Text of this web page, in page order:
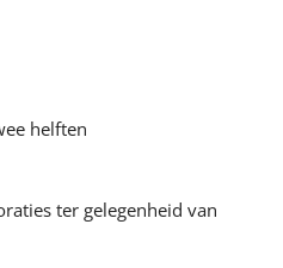
helften
ter gelegenheid van